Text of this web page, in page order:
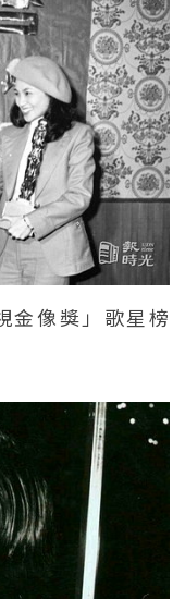
金像獎」歌星榜